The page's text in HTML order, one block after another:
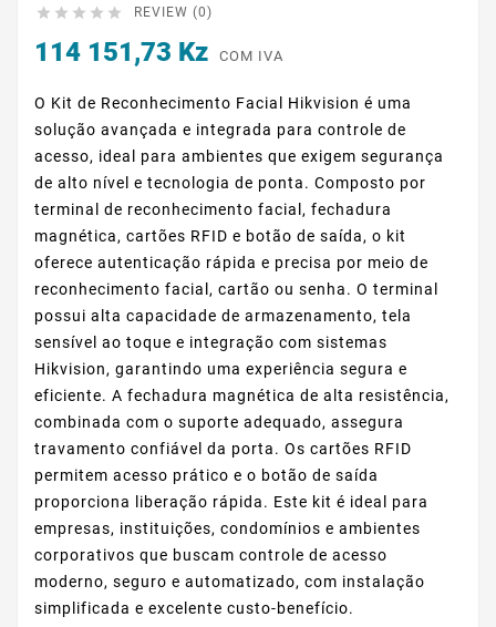
     REVIEW (0)
114 151,73 Kz COM IVA
O Kit de Reconhecimento Facial Hikvision é uma
solução avançada e integrada para controle de
acesso, ideal para ambientes que exigem segurança
de alto nível e tecnologia de ponta. Composto por
terminal de reconhecimento facial, fechadura
magnética, cartões RFID e botão de saída, o kit
oferece autenticação rápida e precisa por meio de
reconhecimento facial, cartão ou senha. O terminal
possui alta capacidade de armazenamento, tela
sensível ao toque e integração com sistemas
Hikvision, garantindo uma experiência segura e
eficiente. A fechadura magnética de alta resistência,
combinada com o suporte adequado, assegura
travamento confiável da porta. Os cartões RFID
permitem acesso prático e o botão de saída
proporciona liberação rápida. Este kit é ideal para
empresas, instituições, condomínios e ambientes
corporativos que buscam controle de acesso
moderno, seguro e automatizado, com instalação
simplificada e excelente custo-benefício.